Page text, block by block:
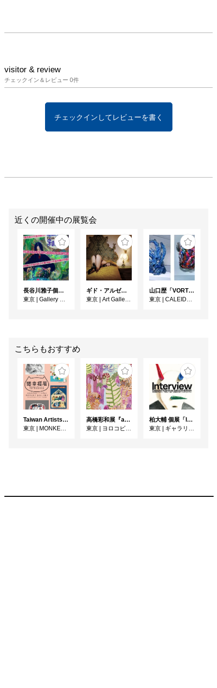
visitor & review
チェックイン＆レビュー 0件
チェックインしてレビューを書く
近くの開催中の展覧会
長谷川雅子個展「終わりなき森の美術館」
東京
Gallery MUMON
ギド・アルゼンチーニ写真展 『女性的宇宙』
東京
Art Gallery M84
⼭⼝歴「VORTEX」
東京
CALEIDO GINZA THE HUB
こちらもおすすめ
Taiwan Artists Cat Exhibition「猫幸福展」
東京
MONKEY GALLERY
高橋彩和展『asobo』
東京
ヨロコビtoギャラリー
柏大輔 個展「Interview」
東京
ギャラリー・パリオ